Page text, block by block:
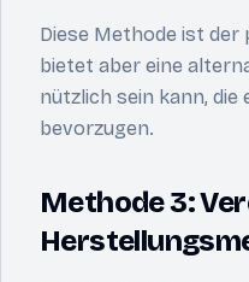
Diese Methode ist der
bietet aber eine
nützlich sein kann, die
bevorzugen.
Methode 3: